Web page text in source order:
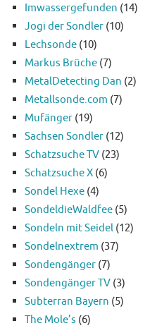
Imwassergefunden (14)
Jogi der Sondler (10)
Lechsonde (10)
Markus Brüche (7)
MetalDetecting Dan (2)
Metallsonde.com (7)
Mufänger (19)
Sachsen Sondler (12)
Schatzsuche TV (23)
Schatzsuche X (6)
Sondel Hexe (4)
SondeldieWaldfee (5)
Sondeln mit Seidel (12)
Sondelnextrem (37)
Sondengänger (7)
Sondengänger TV (3)
Subterran Bayern (5)
The Mole’s (6)